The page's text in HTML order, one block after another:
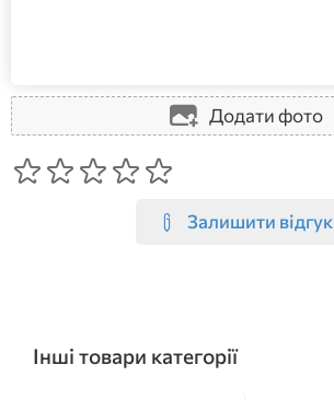
Додати фото
Залишити відгук
Інші товари категорії